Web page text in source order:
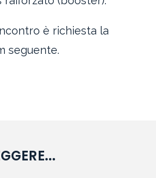
è richiesta la
seguente.